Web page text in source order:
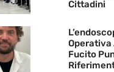
Cittadini
Operativa
Fucito